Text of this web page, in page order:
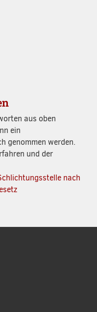
aus oben
ein
genommen werden.
und der
nach